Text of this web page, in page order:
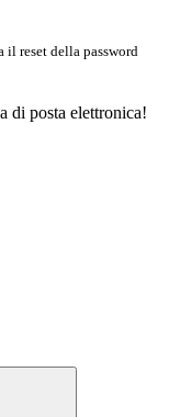
il reset della password
di posta elettronica!